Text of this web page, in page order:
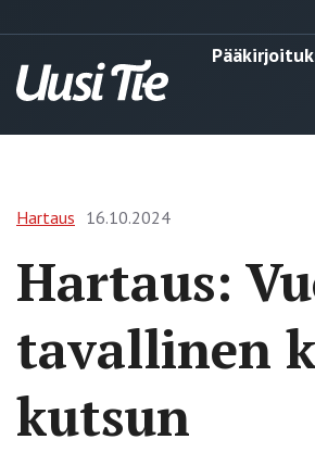
Hartaus 16.10.2024
Hartaus:
tavallinen
kutsun